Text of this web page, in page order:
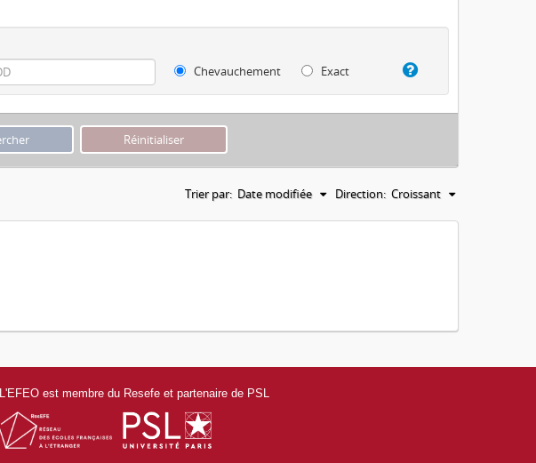
Chevauchement
Exact
Trier par: Date modifiée Direction: Croissant
L'EFEO est membre du Resefe et partenaire de PSL